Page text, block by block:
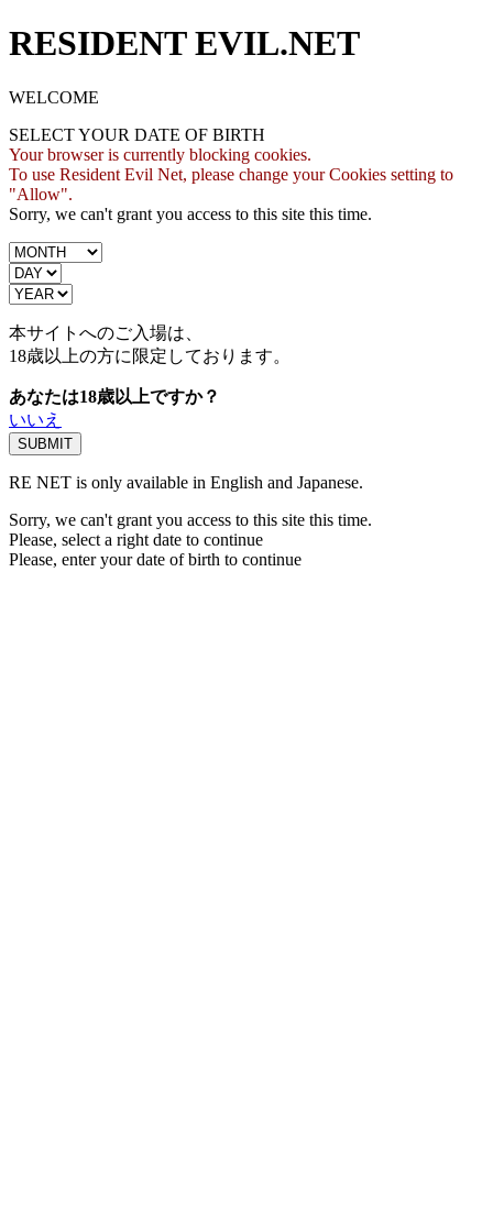
RESIDENT EVIL.NET
WELCOME
SELECT YOUR DATE OF BIRTH
Your browser is currently blocking cookies.
To use Resident Evil Net, please change your Cookies setting to
"Allow".
Sorry, we can't grant you access to this site this time.
本サイトへのご入場は、
18歳以上の方に限定しております。
あなたは18歳以上ですか？
いいえ
RE NET is only available in English and Japanese.
Sorry, we can't grant you access to this site this time.
Please, select a right date to continue
Please, enter your date of birth to continue